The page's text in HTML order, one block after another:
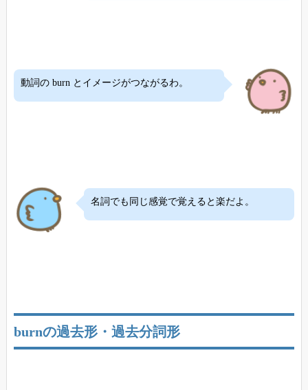
動詞の burn とイメージがつながるわ。
名詞でも同じ感覚で覚えると楽だよ。
burnの過去形・過去分詞形